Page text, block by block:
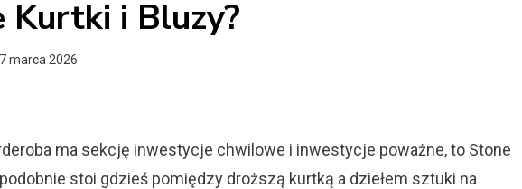
Kurtki i Bluzy?
marca 2026
ma sekcję inwestycje chwilowe i inwestycje poważne, to Stone
stoi gdzieś pomiędzy droższą kurtką a dziełem sztuki na